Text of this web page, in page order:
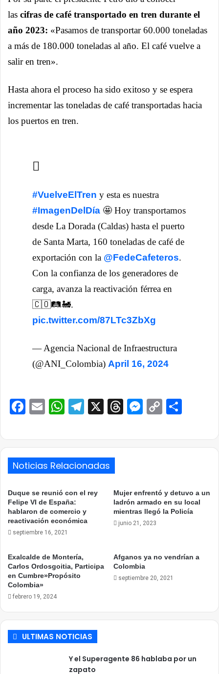
las cifras de café transportado en tren durante el
año 2023: «Pasamos de transportar 60.000 toneladas
a más de 180.000 toneladas al año. El café vuelve a
salir en tren».
Hasta ahora el proceso ha sido exitoso y se espera
incrementar las toneladas de café transportadas hacia
los puertos en tren.
#VuelveElTren y esta es nuestra
#ImagenDelDía 🤩 Hoy transportamos
desde La Dorada (Caldas) hasta el puerto
de Santa Marta, 160 toneladas de café de
exportación con la @FedeCafeteros.
Con la confianza de los generadores de
carga, avanza la reactivación férrea en
🇨🇴🛤🚂.
pic.twitter.com/87LTc3ZbXg
— Agencia Nacional de Infraestructura
(@ANI_Colombia) April 16, 2024
Facebook
EmailWhatsApp
Telegram
X ThreadsCopy
Noticias Relacionadas
Duque se reunió con el rey
Felipe VI de España:
hablaron de comercio y
reactivación económica
septiembre 16, 2021
Mujer enfrentó y detuvo a un
ladrón armado en su local
mientras llegó la Policía
junio 21, 2023
Exalcalde de Montería,
Carlos Ordosgoitia, Participa
en Cumbre»Propósito
Colombia»
febrero 19, 2024
Afganos ya no vendrían a
Colombia
septiembre 20, 2021
ULTIMAS NOTICIAS
Y el Superagente 86 hablaba por un
zapato